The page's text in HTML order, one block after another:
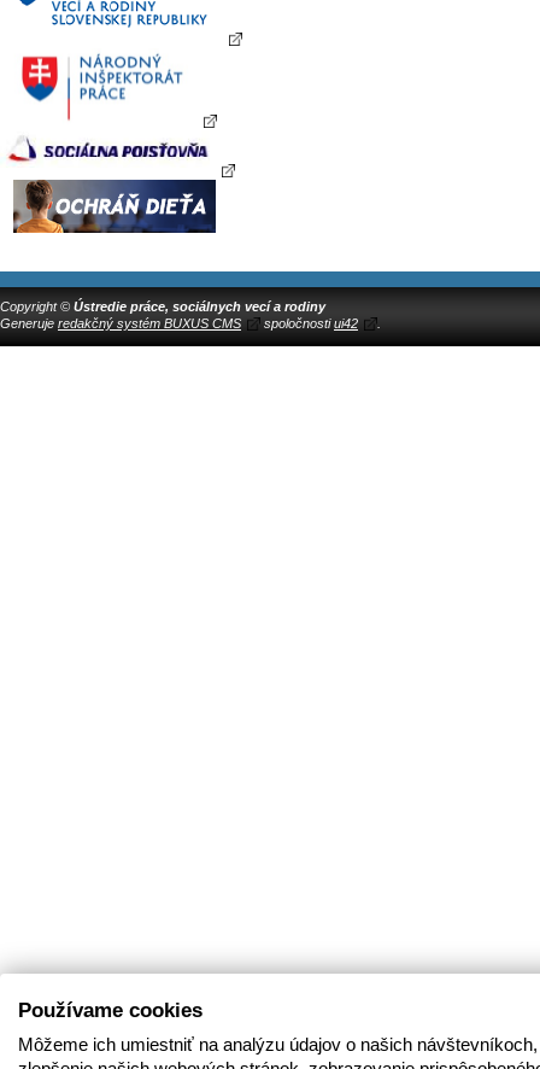
Copyright © Ústredie práce, sociálnych vecí a rodiny
Generuje redakčný systém BUXUS CMS spoločnostiui42
Používame cookies
Môžeme ich umiestniť na analýzu údajov o našich